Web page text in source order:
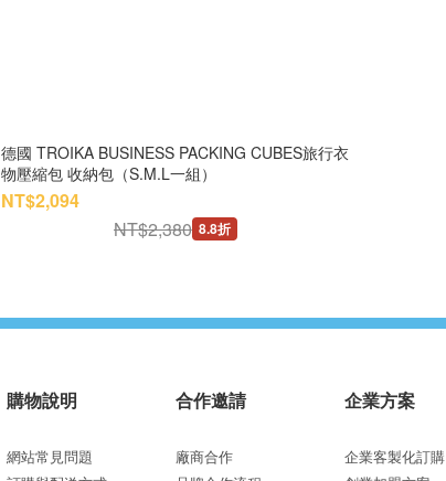
德國 TROIKA BUSINESS PACKING CUBES旅行衣
物壓縮包 收納包（S.M.L一組）
NT$2,094
NT$2,380 8.8折
購物說明
網站常見問題
合作邀請
廠商合作
企業方案
企業客製化訂購